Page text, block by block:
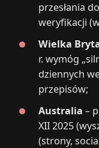
przesłania
weryfikacji
Wielka
r. wymóg
dziennych
przepisów;
Australia –
XII 2025
(strony,